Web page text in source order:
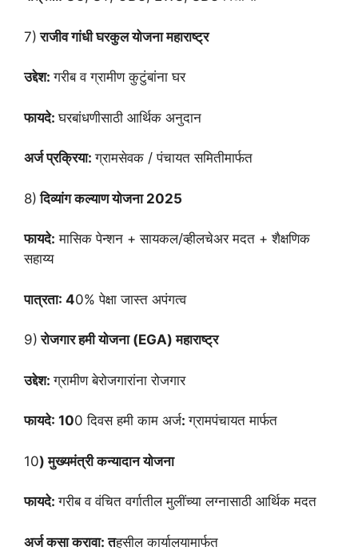
7) राजीव गांधी घरकुल योजना महाराष्ट्र
उद्देश:गरीब व ग्रामीण कुटुंबांना घर
फायदे:घरबांधणीसाठी आर्थिक अनुदान
अर्ज प्रक्रिया:ग्रामसेवक / पंचायत समितीमार्फत
8) दिव्यांग कल्याण योजना 2025
फायदे: मासिक पेन्शन + सायकल/व्हीलचेअर मदत + शैक्षणिक
सहाय्य
पात्रता: 40% पेक्षा जास्त अपंगत्व
9) रोजगार हमी योजना (EGA) महाराष्ट्र
उद्देश:ग्रामीण बेरोजगारांना रोजगार
फायदे: 100 दिवस हमी काम अर्ज:ग्रामपंचायत मार्फत
10) मुख्यमंत्री कन्यादान योजना
फायदे:गरीब व वंचित वर्गातील मुलींच्या लग्नासाठी आर्थिक मदत
अर्ज कसा करावा: तहसील कार्यालयामार्फत